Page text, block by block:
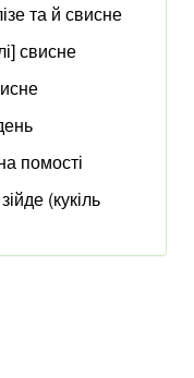
та й свисне
свисне
помості
(кукіль